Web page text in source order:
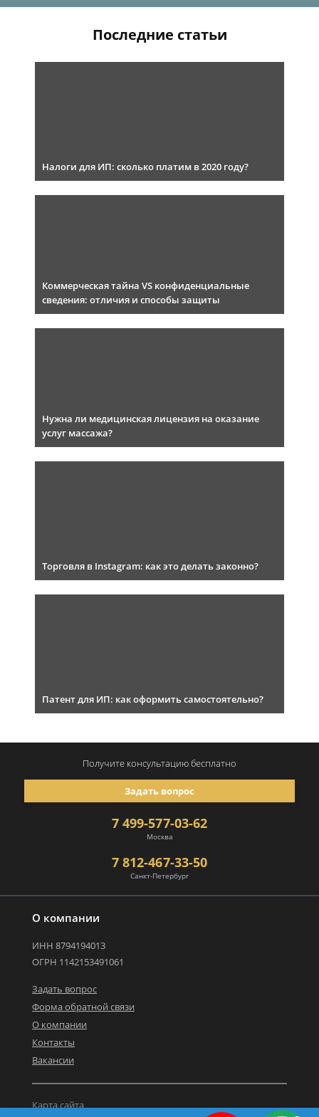
Последние статьи
Налоги для ИП: сколько платим в 2020 году?
Коммерческая тайна VS конфиденциальные
сведения: отличия и способы защиты
Нужна ли медицинская лицензия на оказание
услуг массажа?
Торговля в Instagram: как это делать законно?
Патент для ИП: как оформить самостоятельно?
О компании
ИНН 8794194013
ОГРН 1142153491061
Задать вопрос
Форма обратной связи
О компании
Контакты
Вакансии
Карта сайта
7 499-577-03-62
Москва
7 812-467-33-50
Санкт-Петербург
Задать вопрос
Получите консультациюбесплатно